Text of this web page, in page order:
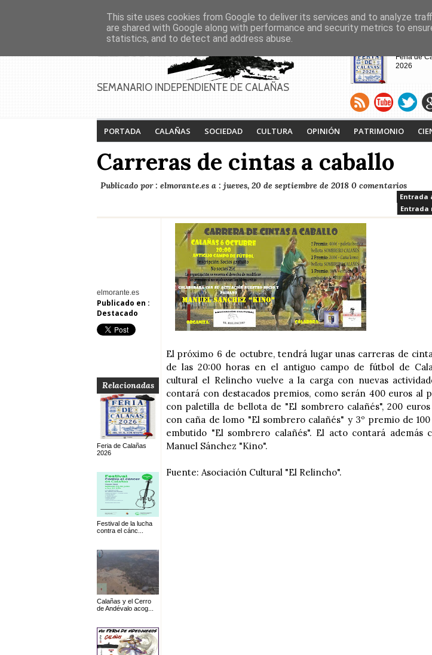
PAGINAS Inicio Contacto Anúnciate
SEMANARIO INDEPENDIENTE DE CALAÑAS
Feria de
2026
VIII Feria
Calañas
PORTADA CALAÑAS SOCIEDAD CULTURA OPINIÓN PATRIMONIO
Carreras de cintas a caballo
Publicado por : elmorante.es a : jueves, 20 de septiembre de 2018 0 comentarios
Entrada
Entrada
elmorante.es
Publicado en :
Destacado
Relacionadas
Feria de Calañas
2026
Festival de la lucha
contra el cánc...
Calañas y el Cerro
de Andévalo acog...
El próximo 6 de octubre, tendrá lugar unas carreras de
de las 20:00 horas en el antiguo campo de fútbol de
cultural el Relincho vuelve a la carga con nuevas
contará con destacados premios, como serán 400 euros al
con paletilla de bellota de "El sombrero calañés", 200
con caña de lomo "El sombrero calañés" y 3º premio de
embutido "El sombrero calañés". El acto contará además
Manuel Sánchez "Kino".
Fuente: Asociación Cultural "El Relincho".
This site uses cookies from Google to deliver its services and to analyze
are shared with Google along with performance and security metrics to
statistics, and to detect and address abuse.